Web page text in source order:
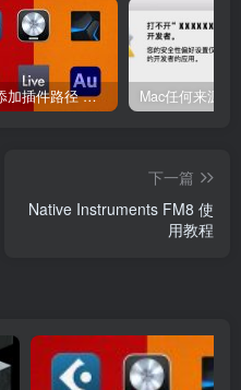
宿主添加插件路径 插件路径设置 VSTPlugins路径
下一篇
Native Instruments FM8 使
用教程